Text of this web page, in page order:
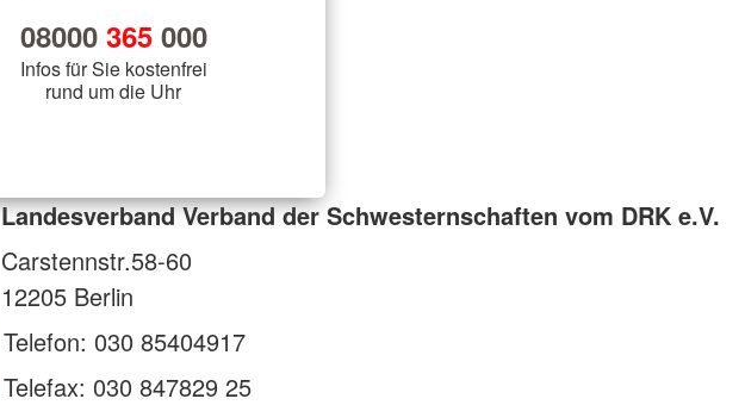
08000 365000
Infos für Sie kostenfrei
rund um die Uhr
Landesverband Verband der Schwesternschaften vom DRK e.V.
Carstennstr.58-60
12205 Berlin
Telefon: 030 85404917
Telefax: 030 847829 25